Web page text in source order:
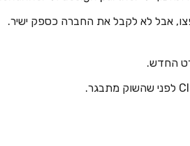
אבל לא לקבל את החברה כספק ישיר.